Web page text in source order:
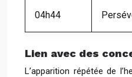
04h44
Lien avec des
L’apparition répétée de